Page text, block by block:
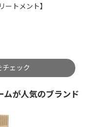
ートメント】
チェック
ムが人気のブランド